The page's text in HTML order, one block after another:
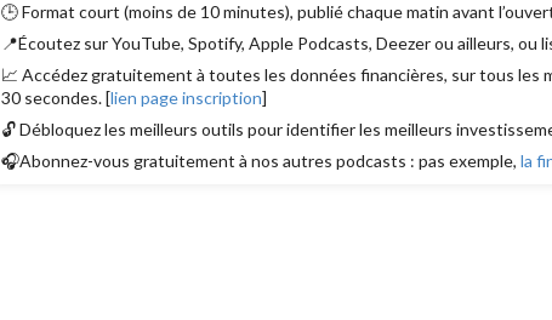
🕒 Format court (moins de 10 minutes), publié chaque matin avant
📍Écoutez sur YouTube, Spotify, Apple Podcasts, Deezer ou ailleurs, ou
📈 Accédez gratuitement à toutes les données financières, sur tous
30 secondes. [lien page inscription]
🔓 Débloquez les meilleurs outils pour identifier les meilleurs
🎧Abonnez-vous gratuitement à nos autres podcasts : pas exemple, la